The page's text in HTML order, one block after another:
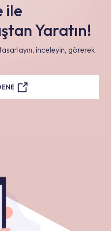
ile
Yaratın!
inceleyin, görerek